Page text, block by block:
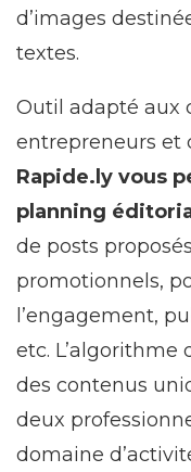
d’images
textes.
Outil adapté aux
entrepreneurs et
Rapide.ly vous
planning
de posts
promotionnels,
l’engagement,
etc. L’algorithme
des contenus
deux
domaine